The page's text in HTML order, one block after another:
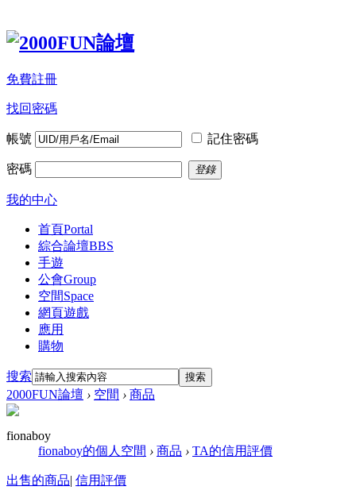
免費註冊
找回密碼
帳號 記住密碼
密碼 登錄
我的中心
首頁Portal
綜合論壇BBS
手遊
公會Group
空間Space
網頁遊戲
應用
購物
搜索 搜索
2000FUN論壇 › 空間 › 商品
fionaboy
fionaboy的個人空間 › 商品 › TA的信用評價
出售的商品| 信用評價